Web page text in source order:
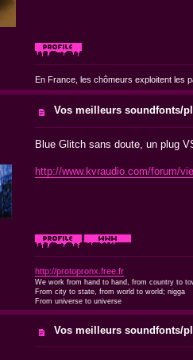
En France, les chômeurs exploitent les
Vos meilleurs soundfonts/
Blue Glitch sans doute, un plug
http://www.kvraudio.com/forum/
http://protopronx.free.fr
We work from hand to hand, from country to
From city to state, from world to world; nigga
From universe to universe
Vos meilleurs soundfonts/